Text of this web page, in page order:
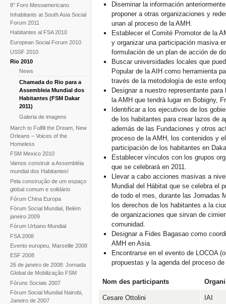
8° Foro Mesoamericano
Inhabitants at South Asia Social
Forum 2011
Habitantes al FSA 2010
European Social Forum 2010
USSF 2010
Rio 2010
News
Chamada do Rio para a
Assembleia Mundial dos
Habitantes (FSM Dakar
2011)
Galeria de imagens
March to Fulfill the Dream, New
Orleans – Voices of the
Homeless
FSM Mexico 2010
Vamos construir a Assembléia
mundial dos Habitantes!
Pela construção de um espaço
global comum e solidário
Fórum China Europa
Fórum Social Mundial, Belém
janeiro 2009
Fórum Urbano Mundial
FSA 2008
Evento europeu, Marseille 2008
ESF 2008
26 de janeiro de 2008: Jornada
Global de Mobilização FSM
Fóruns Sociais 2007
Fórum Social Mundial Nairobi,
Janeiro de 2007
Diseminar la información
proponer a otras organizaciones y
unan al proceso de la AMH.
Establecer el Comité Promotor de la
y organizar una participación masiva
formulación de un plan de acción de
Buscar universidades locales que
Popular de la AIH como herramienta
través de la metodología de este
Designar a nuestro representante
la AMH que tendrá lugar en Bobigny,
Identificar a los ejecutivos de los
de los habitantes para crear lazos de
además de las Fundaciones y otros
proceso de la AMH, los contenidos y
participación de los habitantes en
Establecer vínculos con los grupos
que se celebrará en 2011.
Llevar a cabo acciones masivas a
Mundial del Hábitat que se celebra el
de todo el mes, durante las Jornadas
los derechos de los habitantes a la
de organizaciones que sirvan de
comunidad.
Designar a Fides Bagasao como
AMH en Asia.
Encontrarse en el evento de LOCOA
propuestas y la agenda del proceso
Nom des participants
Cesare Ottolini IAI